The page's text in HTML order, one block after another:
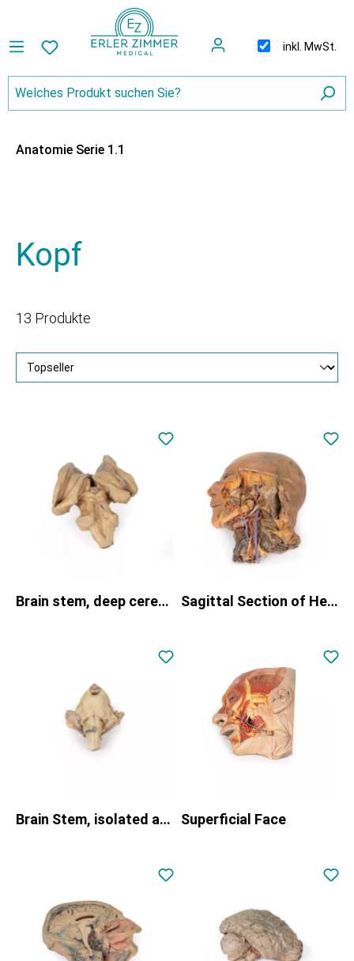
inkl. MwSt.
Anatomie Serie 1.1
Kopf
13 Produkte
Brain stem, deep cerebral and diencephalic structures Sagittal Section of Head and Neck with Infratemporal Fossa and Carotid Sheath Dissection
Brain Stem, isolated anatomy from midbrain to medulla oblongata Superficial Face